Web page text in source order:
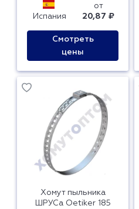
Испания
от
20,87 ₽
Смотреть
цены
Хомут пыльника
ШРУСа Oetiker 185